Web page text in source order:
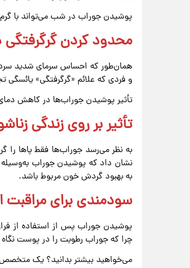
پوشیدن جوراب در شب می‌تواند با
محدود کردن گرگرفتگی
همان‌طور که احساس سرمای شدید سرد
و فردی که علائم «گرگرفتگی» یائسگی
تأثیر پوشیدن جوراب‌ها در کاهش
تأثیر بر روی زندگی
نشان داد که پوشیدن جوراب به‌وسیله
به بهبود گردش خون مربوط باشد.
سودمندی برای
پوشیدن جوراب پس از استفاده از
چرا که جوراب رطوبت را در پوست
می‌خواهید بیشتر بدانید؟ یک متخصص